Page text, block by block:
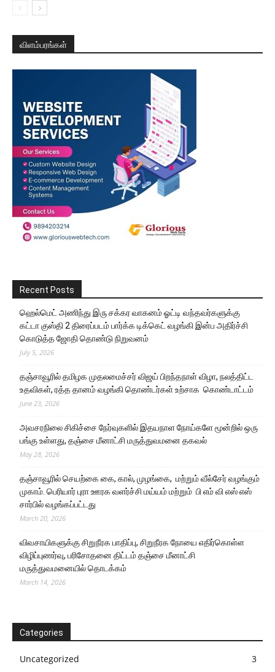
விளம்பரங்கள்
Recent Posts
ஹெல்மெட் அணிந்து இரு சக்கர வாகனம் ஓட்டி வந்தவர்களுக்கு
கட்டா குஸ்தி 2 திரைப்படம் பார்க்க டிக்கெட் வழங்கி இன்ப அதிர்ச்சி
கொடுத்த ஜோதி தொண்டு நிறுவனம்
July 5, 2026
தஞ்சாவூரில் தமிழக முதலமைச்சர் விஜய் பிறந்தநாள் விழா, நலத்திட்ட
உதவிகள், ரத்த தானம் வழங்கி தொண்டர்கள் உற்சாக கொண்டாட்டம்
June 23, 2026
அவசரநிலை சிகிச்சை நேர்வுகளில் இதயநாள நோய்களே மூன்றில் ஒரு
பங்கு உள்ளது, தஞ்சை மீனாட்சி மருத்துவமனை தகவல்
May 28, 2026
தஞ்சாவூரில் செயற்கை கை, கால், முழங்கை, மற்றும் வீல்சேர் வழங்கும்
முகாம். பெரியார் புரா ஊரக வளர்ச்சி மய்யம் மற்றும் பி எம் வி எஸ் எஸ்
சார்பில் வழங்கப்பட்டது
March 20, 2026
விவசாயிகளுக்கு சிறுநீரக பாதிப்பு, சிறுநீரக நோயை எதிர்கொள்ள
விழிப்புணர்வு, பரிசோதனை திட்டம் தஞ்சை மீனாட்சி
மருத்துவமனையில் தொடக்கம்
March 14, 2026
Categories
Uncategorized
3